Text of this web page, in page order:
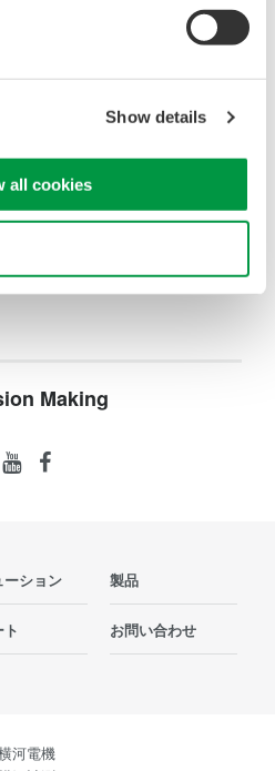
Show details
all cookies
ブプローブ (広温度動作範囲 非絶
せ・ご相談ください。
Making
ーション 製品
お問い合わせ
河電機